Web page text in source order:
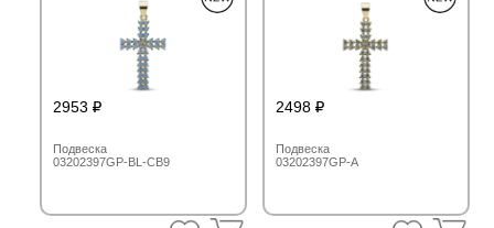
2498
Подвеска
03202397GP-A
2953
Подвеска
03202397GP-BL-CB9